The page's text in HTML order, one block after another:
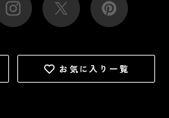
お気に入り一覧